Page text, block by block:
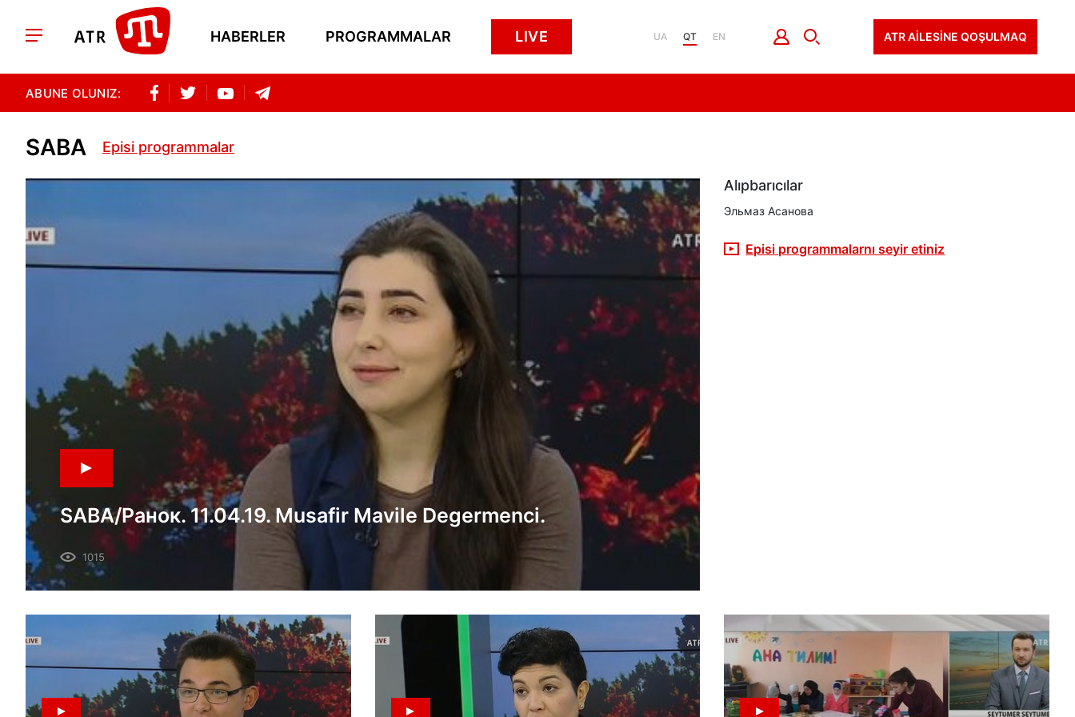
HABERLER PROGRAMMALAR LIVE UA QT EN ATR AİLESİNE QOŞULMAQ
ABUNE OLUNIZ:
SABA Episi programmalar
SABA/Ранок. 11.04.19. Musafir Mavile Degermenci.
Mevzular: 27 mart künü Farhod Bazarovnıñ evinde
tintüv; “Veciye Kaşka” davasınıñ neticeleri.
1015
Alıpbarıcılar
Эльмаз Асанова
Episi programmalarnı seyir etiniz